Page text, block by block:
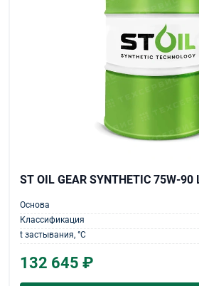
ST OIL GEAR SYNTHETIC 75W-90
Основа
Классификация
t застывания, °С
132 645 ₽